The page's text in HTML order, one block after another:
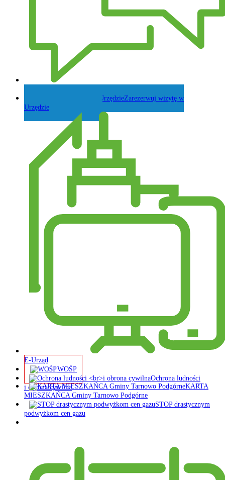
Zarezerwuj wizytę w
Urzędzie
E-Urząd
WOŚP
Ochrona ludności
i obrona cywilna
KARTA
MIESZKAŃCA Gminy Tarnowo Podgórne
STOP drastycznym
podwyżkom cen gazu